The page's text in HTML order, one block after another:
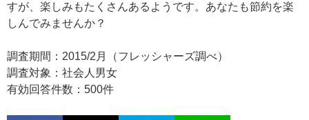
すが、楽しみもたくさんあるようです。あなたも節約を楽
しんでみませんか？
調査期間：2015/2月（フレッシャーズ調べ）
調査対象：社会人男女
有効回答件数：500件